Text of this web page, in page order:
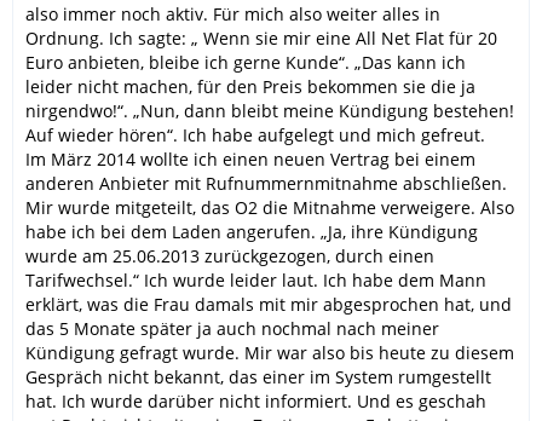
also immer noch aktiv. Für mich also weiter alles in
Ordnung. Ich sagte: „ Wenn sie mir eine All Net Flat für 20
Euro anbieten, bleibe ich gerne Kunde“. „Das kann ich
leider nicht machen, für den Preis bekommen sie die ja
nirgendwo!“. „Nun, dann bleibt meine Kündigung bestehen!
Auf wieder hören“. Ich habe aufgelegt und mich gefreut.
Im März 2014 wollte ich einen neuen Vertrag bei einem
anderen Anbieter mit Rufnummernmitnahme abschließen.
Mir wurde mitgeteilt, das O2 die Mitnahme verweigere. Also
habe ich bei dem Laden angerufen. „Ja, ihre Kündigung
wurde am 25.06.2013 zurückgezogen, durch einen
Tarifwechsel.“ Ich wurde leider laut. Ich habe dem Mann
erklärt, was die Frau damals mit mir abgesprochen hat, und
das 5 Monate später ja auch nochmal nach meiner
Kündigung gefragt wurde. Mir war also bis heute zu diesem
Gespräch nicht bekannt, das einer im System rumgestellt
hat. Ich wurde darüber nicht informiert. Und es geschah